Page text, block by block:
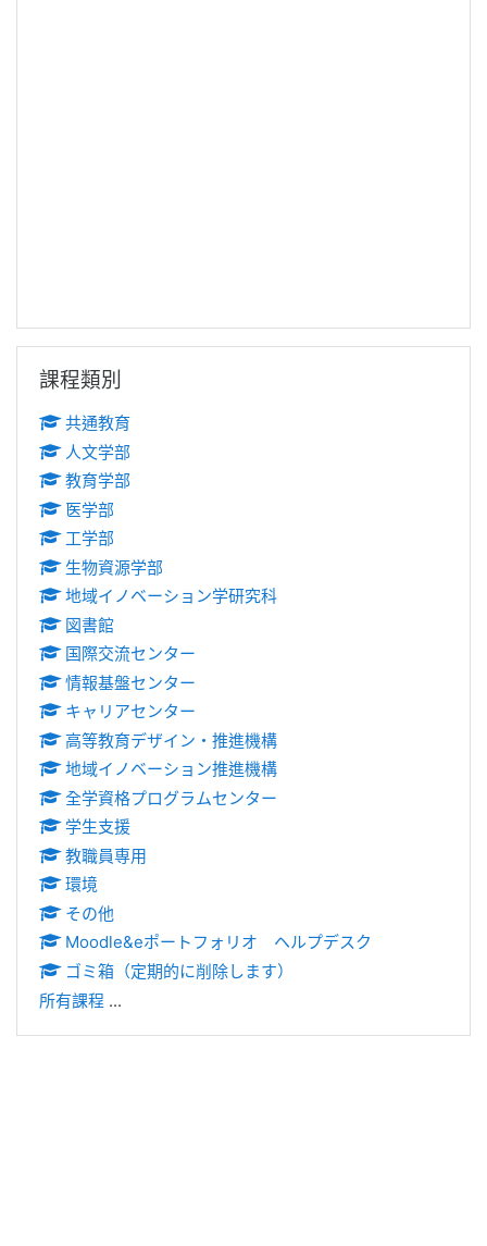
課程類別
共通教育
人文学部
教育学部
医学部
工学部
生物資源学部
地域イノベーション学研究科
図書館
国際交流センター
情報基盤センター
キャリアセンター
高等教育デザイン・推進機構
地域イノベーション推進機構
全学資格プログラムセンター
学生支援
教職員専用
環境
その他
Moodle&eポートフォリオ ヘルプデスク
ゴミ箱（定期的に削除します）
所有課程 ...